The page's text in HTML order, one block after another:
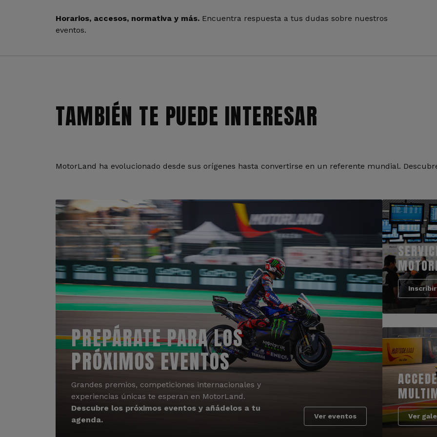
Horarios, accesos, normativa y más. Encuentra respuesta a tus dudas sobre nuestros
eventos.
TAMBIÉN TE PUEDE INTERESAR
MotorLand ha evolucionado desde sus orígenes hasta convertirse en un referente mundial.
PREPÁRATE PARA LOS
PRÓXIMOS EVENTOS
Grandes premios, competiciones internacionales y
experiencias únicas te esperan en MotorLand.
Descubre los próximos eventos y añádelos a tu
agenda.
Ver eventos Ver